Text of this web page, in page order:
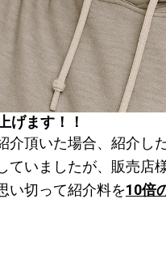
げます！！
介頂いた場合、紹介し
ていましたが、販売店
い切って紹介料を10倍